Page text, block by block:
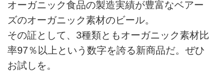
オーガニック食品の製造実績が豊富なベアー
ズのオーガニック素材のビール。
その証として、3種類ともオーガニック素材比
率97％以上という数字を誇る新商品だ。ぜひ
お試しを。